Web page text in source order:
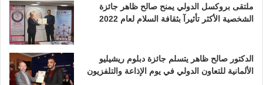
ملتقى بروكسل الدولي يمنح صالح ظاهر جائزة
الشخصية الأكثر تأثيرآ بثقافة السلام لعام 2022
الدكتور صالح ظاهر يتسلم جائزة دبلوم ريشيليو
الألمانية للتعاون الدولي في يوم الإذاعة والتلفزيون